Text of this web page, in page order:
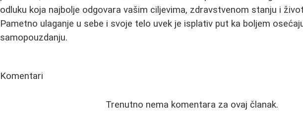
odluku koja najbolje odgovara vašim ciljevima, zdravstvenom stanju i
Pametno ulaganje u sebe i svoje telo uvek je isplativ put ka boljem
samopouzdanju.
Komentari
Trenutno nema komentara za ovaj članak.